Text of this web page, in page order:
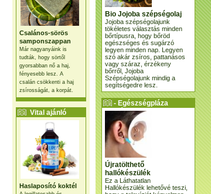
Csalános-sörös
samponszappan
Már nagyanyáink is
tudták, hogy sörtől
gyorsabban nő a haj,
fényesebb lesz. A
csalán csökkenti a haj
zsírosságát, a korpát.
Vital ajánló
Haslaposító koktél
Bio Jojoba szépségolaj
Jojoba szépségolajunk
tökéletes választás minden
bőrtípusra, hogy bőröd
egészséges és sugárzó
legyen minden nap. Legyen
szó akár zsíros, pattanásos
vagy száraz, érzékeny
bőrről, Jojoba
Szépségolajunk mindig a
segítségedre lesz.
- Egészségpláza
ajánlatunk -
Újratölthető
hallókészülék
Ez a Láthatatlan
Hallókészülék lehetővé teszi,